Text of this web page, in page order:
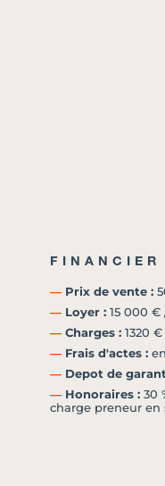
FINANCIER
― Prix de vente :
― Loyer : 15 000 €
― Charges : 1320
― Frais d'actes :
― Depot de
― Honoraires : 30
charge preneur en